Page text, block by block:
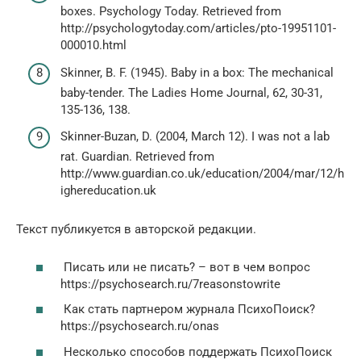
boxes. Psychology Today. Retrieved from
http://psychologytoday.com/articles/pto-19951101-
000010.html
Skinner, B. F. (1945). Baby in a box: The mechanical
baby-tender. The Ladies Home Journal, 62, 30-31,
135-136, 138.
Skinner-Buzan, D. (2004, March 12). I was not a lab
rat. Guardian. Retrieved from
http://www.guardian.co.uk/education/2004/mar/12/h
ighereducation.uk
Текст публикуется в авторской редакции.
Писать или не писать? – вот в чем вопрос
https://psychosearch.ru/7reasonstowrite
Как стать партнером журнала ПсихоПоиск?
https://psychosearch.ru/onas
Несколько способов поддержать ПсихоПоиск